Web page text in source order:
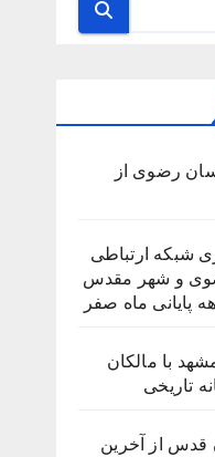
رضوی از
شبکه ارتباطی
و شهر مقدس
پایانی ماه صفر
با مالکان
قدس از آخرین